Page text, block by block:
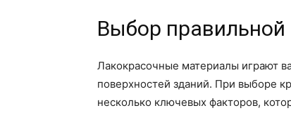
Выбор
Лакокрасочные материалы играют
поверхностей зданий. При выборе
несколько ключевых факторов,